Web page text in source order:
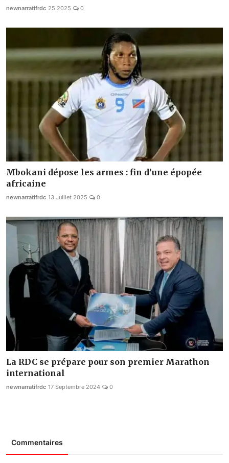
newnarratifrdc 25 2025 0
Mbokani dépose les armes : fin d’une épopée
africaine
newnarratifrdc 13 Juillet 2025 0
La RDC se prépare pour son premier Marathon
international
newnarratifrdc 17 Septembre 2024 0
Commentaires